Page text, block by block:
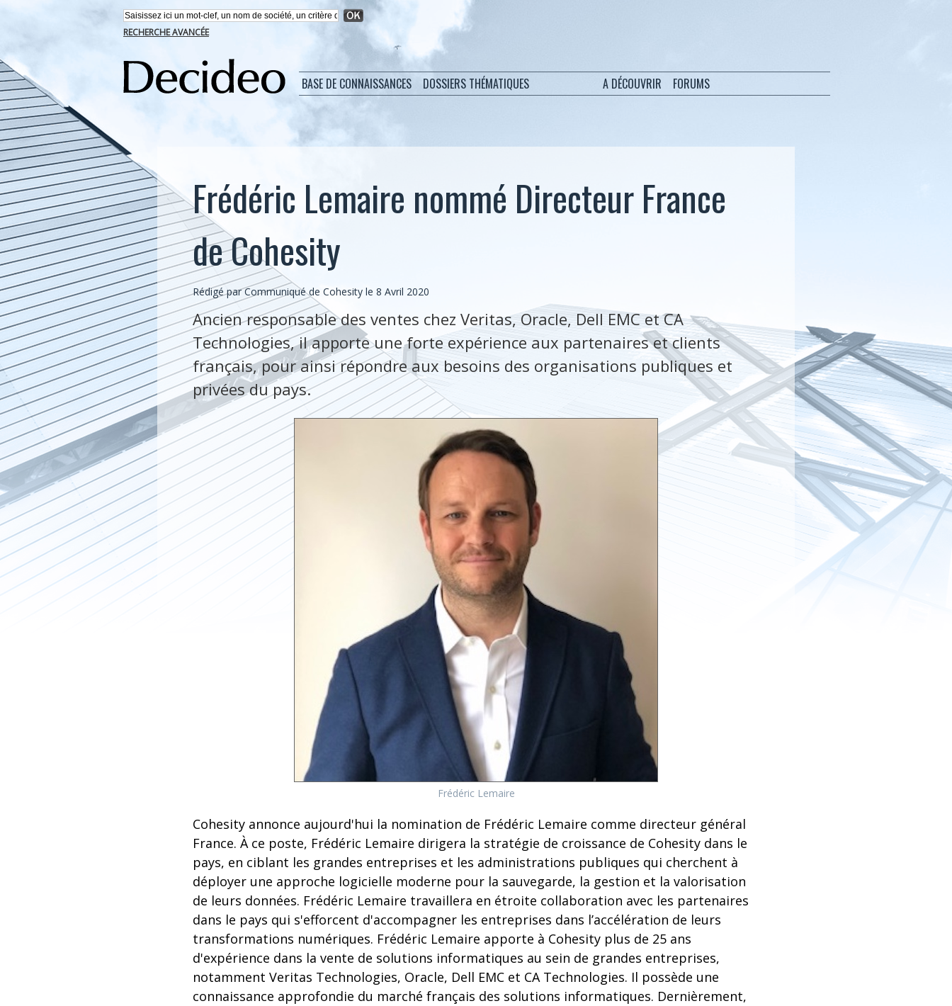
RECHERCHE AVANCÉE
BASE DE CONNAISSANCES DOSSIERS THÉMATIQUES A DÉCOUVRIR FORUMS
Frédéric Lemaire nommé Directeur France
de Cohesity
Rédigé par Communiqué de Cohesity le 8 Avril 2020
Ancien responsable des ventes chez Veritas, Oracle, Dell EMC et CA
Technologies, il apporte une forte expérience aux partenaires et clients
français, pour ainsi répondre aux besoins des organisations publiques et
privées du pays.
Frédéric Lemaire
Cohesity annonce aujourd'hui la nomination de Frédéric Lemaire comme directeur général
France. À ce poste, Frédéric Lemaire dirigera la stratégie de croissance de Cohesity dans le
pays, en ciblant les grandes entreprises et les administrations publiques qui cherchent à
déployer une approche logicielle moderne pour la sauvegarde, la gestion et la valorisation
de leurs données. Frédéric Lemaire travaillera en étroite collaboration avec les partenaires
dans le pays qui s'efforcent d'accompagner les entreprises dans l’accélération de leurs
transformations numériques. Frédéric Lemaire apporte à Cohesity plus de 25 ans
d'expérience dans la vente de solutions informatiques au sein de grandes entreprises,
notamment Veritas Technologies, Oracle, Dell EMC et CA Technologies. Il possède une
connaissance approfondie du marché français des solutions informatiques. Dernièrement,